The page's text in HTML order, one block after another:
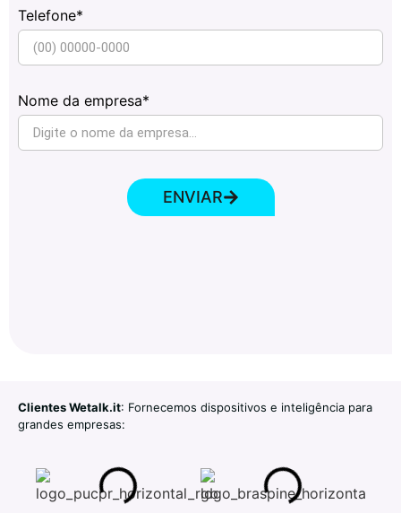
Telefone*
Nome da empresa*
ENVIAR
Clientes Wetalk.it: Fornecemos dispositivos e inteligência para
grandes empresas: